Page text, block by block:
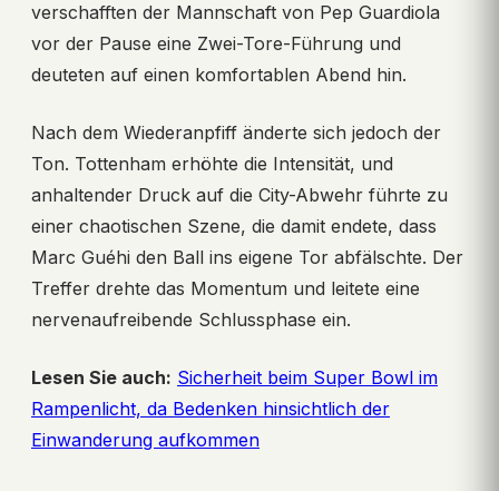
verschafften der Mannschaft von Pep Guardiola
vor der Pause eine Zwei-Tore-Führung und
deuteten auf einen komfortablen Abend hin.
Nach dem Wiederanpfiff änderte sich jedoch der
Ton. Tottenham erhöhte die Intensität, und
anhaltender Druck auf die City-Abwehr führte zu
einer chaotischen Szene, die damit endete, dass
Marc Guéhi den Ball ins eigene Tor abfälschte. Der
Treffer drehte das Momentum und leitete eine
nervenaufreibende Schlussphase ein.
Lesen Sie auch: Sicherheit beim Super Bowl im
Rampenlicht, da Bedenken hinsichtlich der
Einwanderung aufkommen